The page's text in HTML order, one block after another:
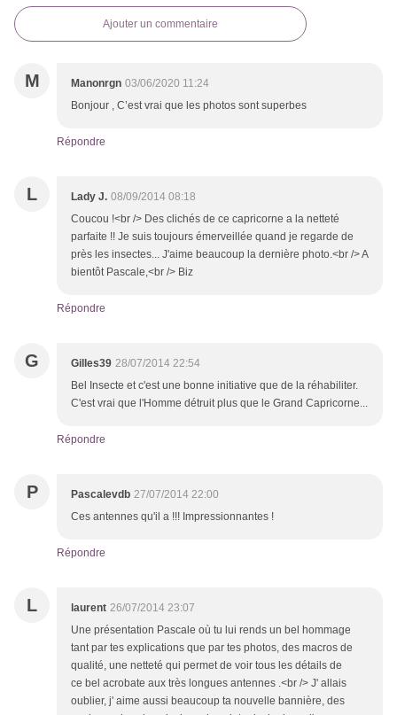
Ajouter un commentaire
M Manonrgn 03/06/2020 11:24
Bonjour , C’est vrai que les photos sont superbes
Répondre
L Lady J. 08/09/2014 08:18
Coucou !<br /> Des clichés de ce capricorne a la netteté
parfaite !! Je suis toujours émerveillée quand je regarde de
près les insectes... J'aime beaucoup la dernière photo.<br /> A
bientôt Pascale,<br /> Biz
Répondre
G Gilles39 28/07/2014 22:54
Bel Insecte et c'est une bonne initiative que de la réhabiliter.
C'est vrai que l'Homme détruit plus que le Grand Capricorne...
Répondre
P Pascalevdb 27/07/2014 22:00
Ces antennes qu'il a !!! Impressionnantes !
Répondre
L laurent 26/07/2014 23:07
Une présentation Pascale où tu lui rends un bel hommage
tant par tes explications que par tes photos, des macros de
qualité, une netteté qui permet de voir tous les détails de
ce bel acrobate aux très longues antennes .<br /> J' allais
oublier, j' aime aussi beaucoup ta nouvelle bannière, des